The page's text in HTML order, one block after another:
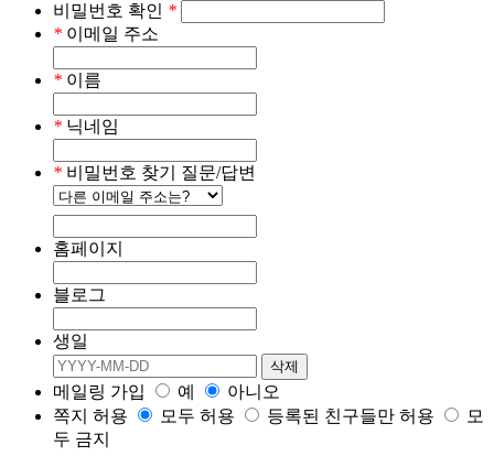
비밀번호 확인 *
* 이메일 주소
* 이름
* 닉네임
* 비밀번호 찾기 질문/답변
홈페이지
블로그
생일
메일링 가입 예
아니오
쪽지 허용
모두 허용 등록된 친구들만 허용
모
두 금지